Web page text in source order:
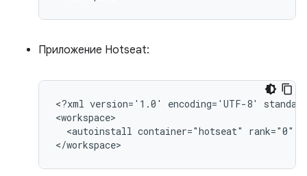
Приложение Hotseat:
<?xml version='1.0' encoding='UTF-8'
<autoinstall container="hotseat" rank="0"